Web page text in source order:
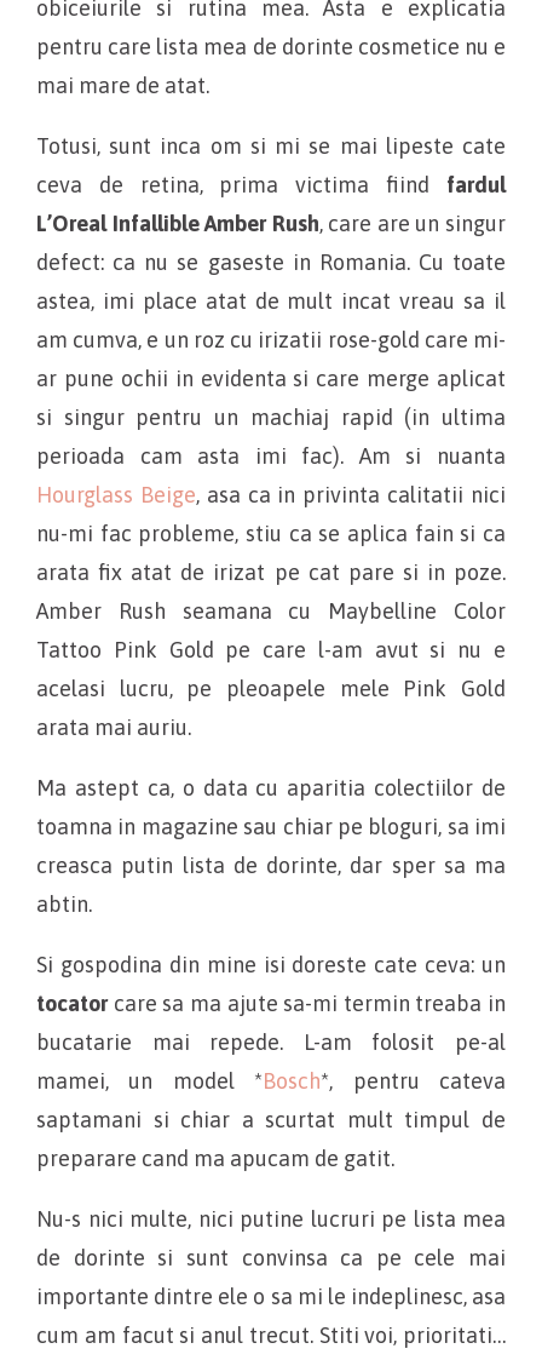
obiceiurile si rutina mea. Asta e explicatia
pentru care lista mea de dorinte cosmetice nu e
mai mare de atat.
Totusi, sunt inca om si mi se mai lipeste cate
ceva de retina, prima victima fiind fardul
L’Oreal Infallible Amber Rush, care are un singur
defect: ca nu se gaseste in Romania. Cu toate
astea, imi place atat de mult incat vreau sa il
am cumva, e un roz cu irizatii rose-gold care mi-
ar pune ochii in evidenta si care merge aplicat
si singur pentru un machiaj rapid (in ultima
perioada cam asta imi fac). Am si nuanta
Hourglass Beige, asa ca in privinta calitatii nici
nu-mi fac probleme, stiu ca se aplica fain si ca
arata fix atat de irizat pe cat pare si in poze.
Amber Rush seamana cu Maybelline Color
Tattoo Pink Gold pe care l-am avut si nu e
acelasi lucru, pe pleoapele mele Pink Gold
arata mai auriu.
Ma astept ca, o data cu aparitia colectiilor de
toamna in magazine sau chiar pe bloguri, sa imi
creasca putin lista de dorinte, dar sper sa ma
abtin.
Si gospodina din mine isi doreste cate ceva: un
tocatorcare sa ma ajute sa-mi termin treaba in
bucatarie mai repede. L-am folosit pe-al
mamei, un model *Bosch*, pentru cateva
saptamani si chiar a scurtat mult timpul de
preparare cand ma apucam de gatit.
Nu-s nici multe, nici putine lucruri pe lista mea
de dorinte si sunt convinsa ca pe cele mai
importante dintre ele o sa mi le indeplinesc, asa
cum am facut si anul trecut. Stiti voi, prioritati…